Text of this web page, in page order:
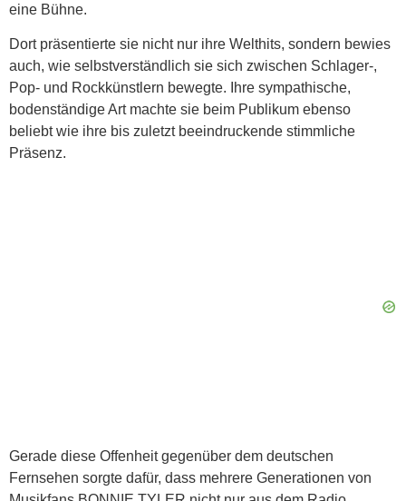
eine Bühne.
Dort präsentierte sie nicht nur ihre Welthits, sondern bewies
auch, wie selbstverständlich sie sich zwischen Schlager-,
Pop- und Rockkünstlern bewegte. Ihre sympathische,
bodenständige Art machte sie beim Publikum ebenso
beliebt wie ihre bis zuletzt beeindruckende stimmliche
Präsenz.
Gerade diese Offenheit gegenüber dem deutschen
Fernsehen sorgte dafür, dass mehrere Generationen von